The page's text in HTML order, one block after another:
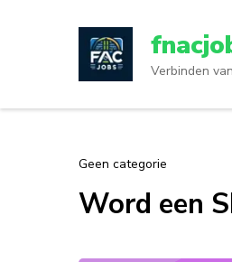
op
Verbinden
Geen categorie
Word een